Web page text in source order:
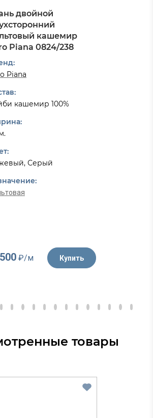
двойной
кашемир
Piana 0824/238
Piana
кашемир 100%
Серый
₽/м Купить
товары